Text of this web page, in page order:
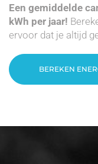
Een gemiddelde
kWh per jaar!
ervoor dat je altijd
BEREKEN